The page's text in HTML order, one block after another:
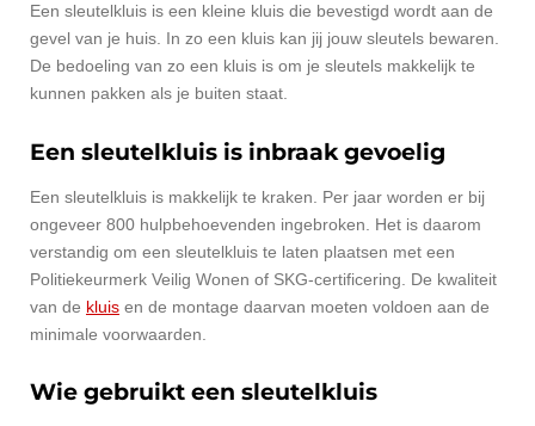
Een sleutelkluis is een kleine kluis die bevestigd wordt aan de
gevel van je huis. In zo een kluis kan jij jouw sleutels bewaren.
De bedoeling van zo een kluis is om je sleutels makkelijk te
kunnen pakken als je buiten staat.
Een sleutelkluis is inbraak gevoelig
Een sleutelkluis is makkelijk te kraken. Per jaar worden er bij
ongeveer 800 hulpbehoevenden ingebroken. Het is daarom
verstandig om een sleutelkluis te laten plaatsen met een
Politiekeurmerk Veilig Wonen of SKG-certificering. De kwaliteit
van de kluis en de montage daarvan moeten voldoen aan de
minimale voorwaarden.
Wie gebruikt een sleutelkluis